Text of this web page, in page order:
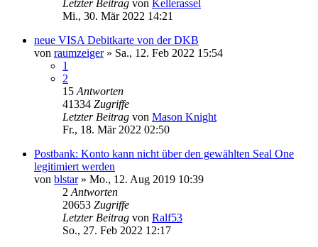
Letzter Beitrag von Kellerassel
Mi., 30. Mär 2022 14:21
neue VISA Debitkarte von der DKB
von raumzeiger» Sa., 12. Feb 2022 15:54
1
2
15 Antworten
41334 Zugriffe
Letzter Beitrag von Mason Knight
Fr., 18. Mär 2022 02:50
Postbank: Konto kann nicht über den gewählten Seal One
legitimiert werden
von blstar» Mo., 12. Aug 2019 10:39
2 Antworten
20653 Zugriffe
Letzter Beitrag von Ralf53
So., 27. Feb 2022 12:17